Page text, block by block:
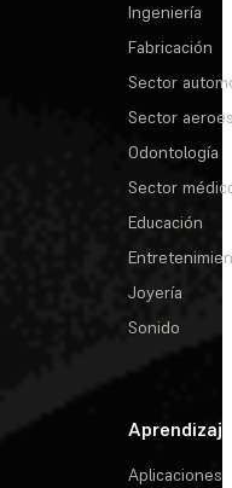
Ingeniería
Fabricación
Sector
Sector
Odontología
Sector
Educación
Joyería
Sonido
Aprendizaje
Aplicaciones